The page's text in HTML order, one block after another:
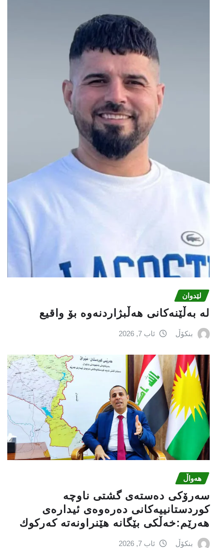
لێدوان
لە بەڵێنەکانی هەڵبژاردنەوە بۆ واقیع
بنکۆڵ ئاب 7, 2026
هەواڵ
سه‌رۆكی دەستەی گشتی ناوچە
كوردستانییەكانی دەرەوەی ئیدارەی
هەرێم:خه‌ڵكی بێگانه‌ هێنراونه‌ته‌ كه‌ركوك
بنکۆڵ ئاب 7, 2026